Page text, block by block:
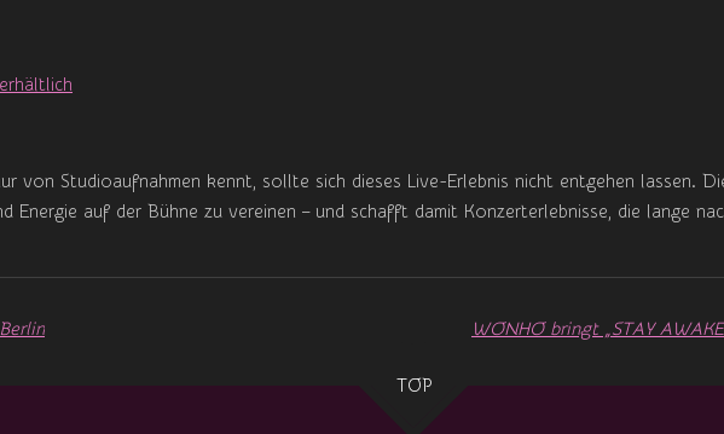
von Studioaufnahmen kennt, sollte sich dieses Live-Erlebnis nicht entgehen lassen.
Energie auf der Bühne zu vereinen – und schafft damit Konzerterlebnisse, die lange
TOP